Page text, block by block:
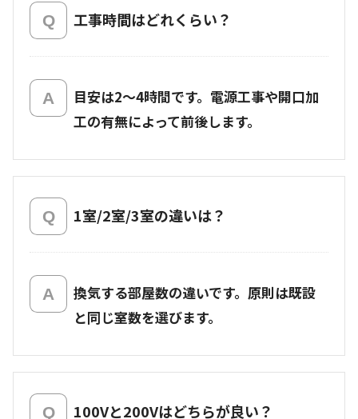
工事時間はどれくらい？
目安は2〜4時間です。電源工事や開口加
工の有無によって前後します。
1室/2室/3室の違いは？
換気する部屋数の違いです。原則は既設
と同じ室数を選びます。
100Vと200Vはどちらが良い？